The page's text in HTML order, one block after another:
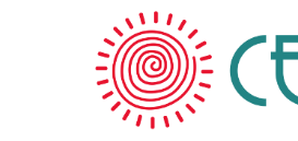
компании